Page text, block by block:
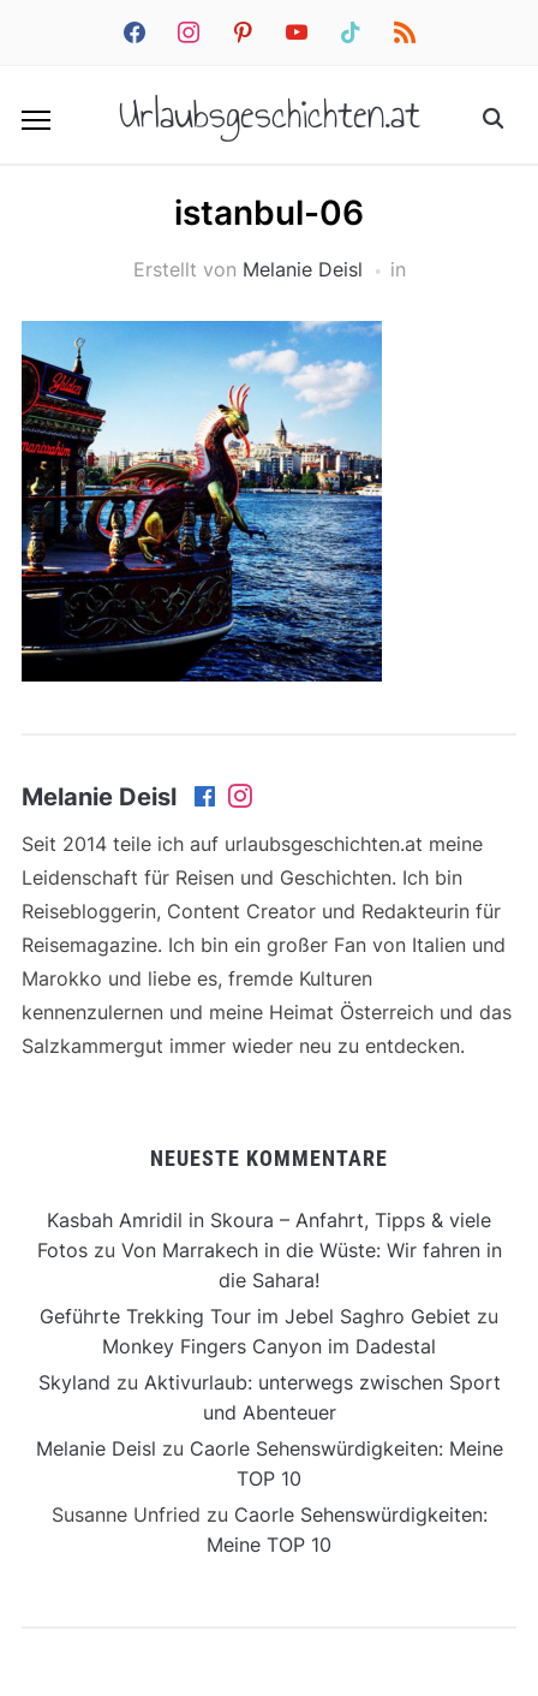
facebookinstagrampinterestyoutube tiktok rss
Urlaubsgeschichten.at
istanbul-06
Erstellt von Melanie Deisl in
Melanie Deisl
Seit 2014 teile ich auf urlaubsgeschichten.at meine
Leidenschaft für Reisen und Geschichten. Ich bin
Reisebloggerin, Content Creator und Redakteurin für
Reisemagazine. Ich bin ein großer Fan von Italien und
Marokko und liebe es, fremde Kulturen
kennenzulernen und meine Heimat Österreich und das
Salzkammergut immer wieder neu zu entdecken.
NEUESTE KOMMENTARE
Kasbah Amridil in Skoura – Anfahrt, Tipps & viele
Fotoszu Von Marrakech in die Wüste: Wir fahren in
die Sahara!
Geführte Trekking Tour im Jebel Saghro Gebiet zu
Monkey Fingers Canyon im Dadestal
Skyland zu Aktivurlaub: unterwegs zwischen Sport
und Abenteuer
Melanie Deisl zu Caorle Sehenswürdigkeiten: Meine
TOP 10
Susanne Unfried zu Caorle Sehenswürdigkeiten:
Meine TOP 10